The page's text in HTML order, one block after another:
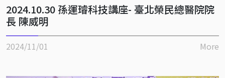
2024.10.30 孫運璿科技講座- 臺北榮民總醫院院
長 陳威明
2024/11/01 More